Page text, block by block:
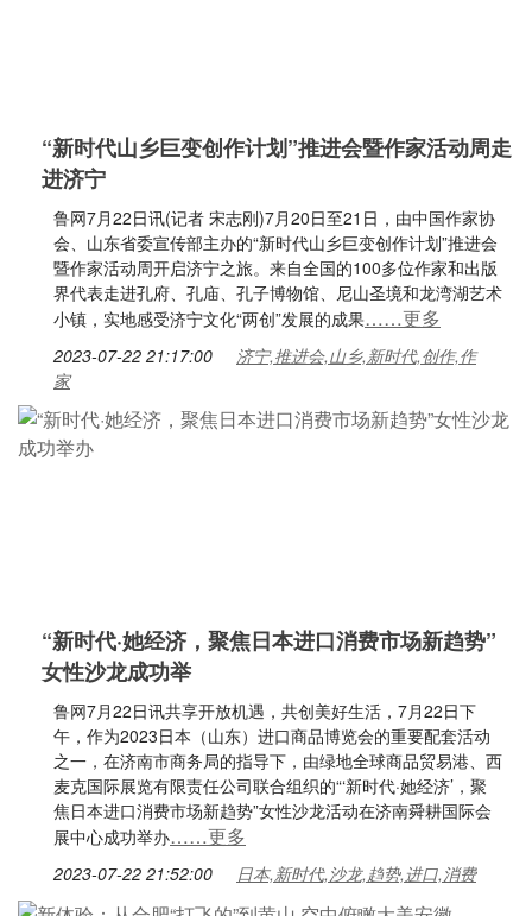
“新时代山乡巨变创作计划”推进会暨作家活动周走
进济宁
鲁网7月22日讯(记者 宋志刚)7月20日至21日，由中国作家协
会、山东省委宣传部主办的“新时代山乡巨变创作计划”推进会
暨作家活动周开启济宁之旅。来自全国的100多位作家和出版
界代表走进孔府、孔庙、孔子博物馆、尼山圣境和龙湾湖艺术
小镇，实地感受济宁文化“两创”发展的成果……更多
2023-07-22 21:17:00
济宁,推进会,山乡,新时代,创作,作
家
“新时代·她经济，聚焦日本进口消费市场新趋势”
女性沙龙成功举
鲁网7月22日讯共享开放机遇，共创美好生活，7月22日下
午，作为2023日本（山东）进口商品博览会的重要配套活动
之一，在济南市商务局的指导下，由绿地全球商品贸易港、西
麦克国际展览有限责任公司联合组织的“‘新时代·她经济’，聚
焦日本进口消费市场新趋势”女性沙龙活动在济南舜耕国际会
展中心成功举办……更多
2023-07-22 21:52:00 日本,新时代,沙龙,趋势,进口,消费